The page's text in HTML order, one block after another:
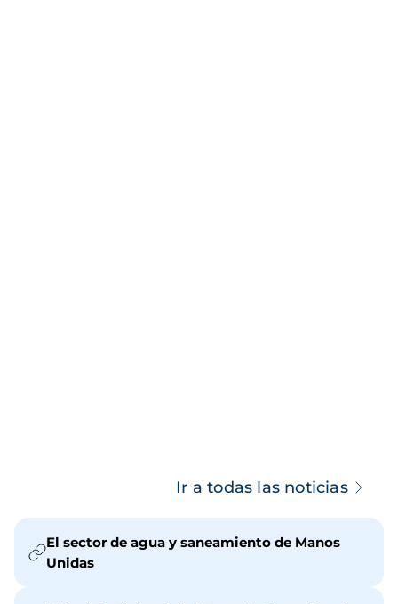
Ir a todas las noticias
El sector de agua y saneamiento de Manos
Unidas